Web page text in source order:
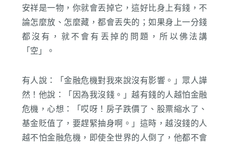
安祥是一物，你就會丟掉它，這好比身上有錢，不
論怎麼放、怎麼藏，都會丟失的；如果身上一分錢
都沒有，就不會有丟掉的問題，所以佛法講
「空」。
有人說：「金融危機對我來說沒有影響。」眾人譁
然！他說：「因為我沒錢。」越有錢的人越怕金融
危機，心想：「哎呀！房子跌價了、股票縮水了、
基金貶值了，要趕緊抽身啊。」這時，越沒錢的人
越不怕金融危機，即使全世界的人倒了，他都不會